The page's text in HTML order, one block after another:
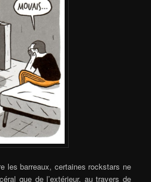
les barreaux, certaines rockstars ne
que de l’extérieur, au travers de